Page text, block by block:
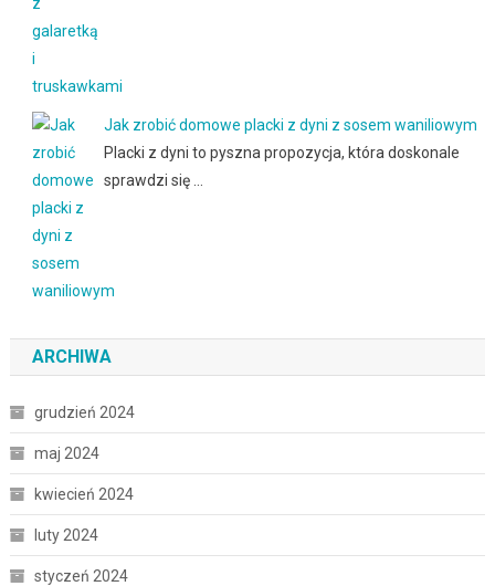
Jak zrobić domowe placki z dyni z sosem waniliowym
Placki z dyni to pyszna propozycja, która doskonale
sprawdzi się …
ARCHIWA
grudzień 2024
maj 2024
kwiecień 2024
luty 2024
styczeń 2024